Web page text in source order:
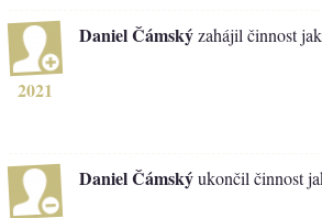
2021
Daniel Čámskýzahájil činnost
Daniel Čámskýukončil činnost